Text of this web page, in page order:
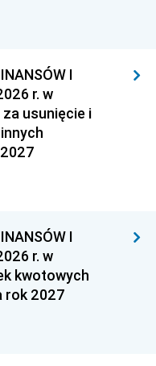
I
r. w
usunięcie i
I
r. w
kwotowych
rok 2027